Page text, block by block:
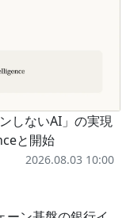
しないAI」の実現
と開始
2026.08.03 10:00